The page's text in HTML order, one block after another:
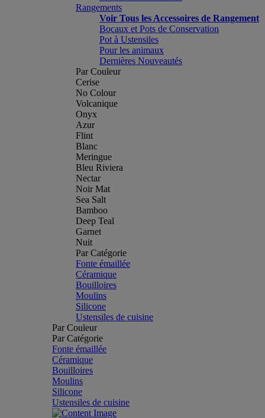
Rangements
Voir Tous les Accessoires de Rangement
Bocaux et Pots de Conservation
Pot à Ustensiles
Pour les animaux
Dernières Nouveautés
Par Couleur
Cerise
No Colour
Volcanique
Onyx
Azur
Flint
Blanc
Meringue
Bleu Riviera
Nectar
Noir Mat
Sea Salt
Bamboo
Deep Teal
Garnet
Nuit
Par Catégorie
Fonte émaillée
Céramique
Bouilloires
Moulins
Silicone
Ustensiles de cuisine
Par Couleur
Par Catégorie
Fonte émaillée
Céramique
Bouilloires
Moulins
Silicone
Ustensiles de cuisine